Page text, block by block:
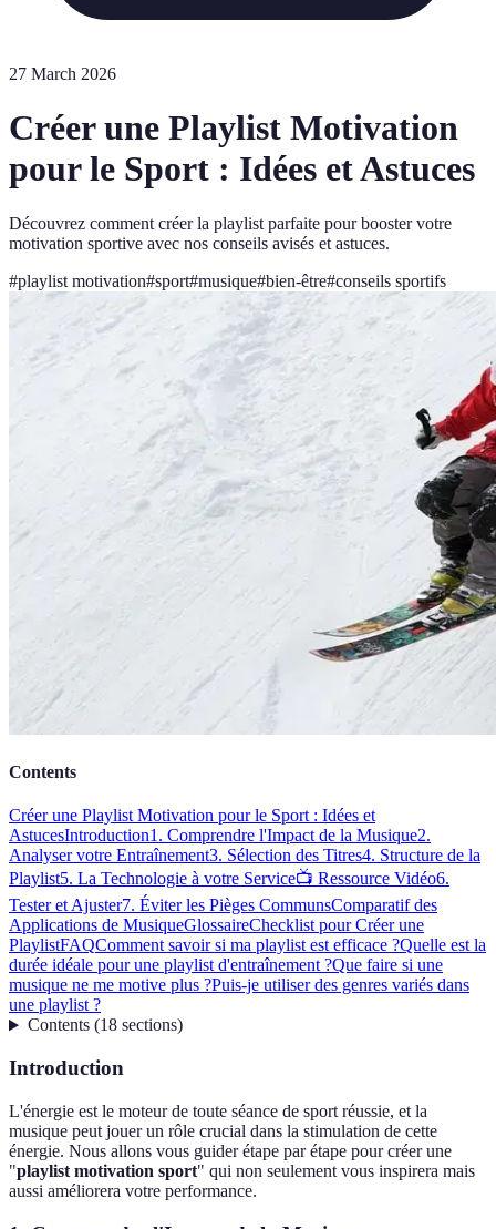
27 March 2026
Créer une Playlist Motivation
pour le Sport : Idées et Astuces
Découvrez comment créer la playlist parfaite pour booster votre
motivation sportive avec nos conseils avisés et astuces.
#playlist motivation#sport#musique#bien-être#conseils sportifs
Contents
Créer une Playlist Motivation pour le Sport : Idées et
AstucesIntroduction1. Comprendre l'Impact de la Musique2.
Analyser votre Entraînement3. Sélection des Titres4. Structure de la
Playlist5. La Technologie à votre Service📺 Ressource Vidéo6.
Tester et Ajuster7. Éviter les Pièges CommunsComparatif des
Applications de MusiqueGlossaireChecklist pour Créer une
PlaylistFAQComment savoir si ma playlist est efficace ?Quelle est la
durée idéale pour une playlist d'entraînement ?Que faire si une
musique ne me motive plus ?Puis-je utiliser des genres variés dans
une playlist ?
Contents(18 sections)
Introduction
L'énergie est le moteur de toute séance de sport réussie, et la
musique peut jouer un rôle crucial dans la stimulation de cette
énergie. Nous allons vous guider étape par étape pour créer une
"playlist motivation sport" qui non seulement vous inspirera mais
aussi améliorera votre performance.